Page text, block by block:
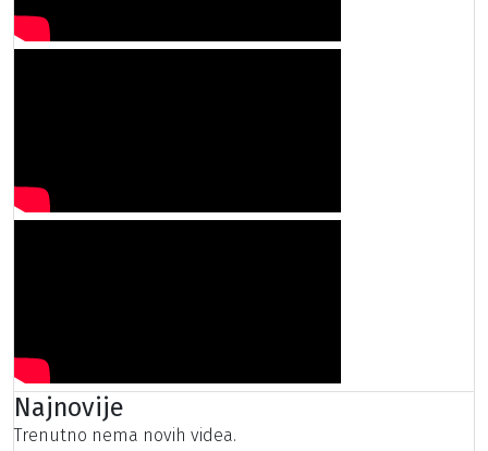
Najnovije
Trenutno nema novih videa.